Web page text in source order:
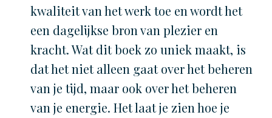
kwaliteit van het werk toe en wordt het
een dagelijkse bron van plezier en
kracht. Wat dit boek zo uniek maakt, is
dat het niet alleen gaat over het beheren
van je tijd, maar ook over het beheren
van je energie. Het laat je zien hoe je